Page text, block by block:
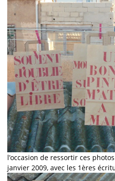
l’occasion de ressortir ces
janvier 2009, avec les 1ères